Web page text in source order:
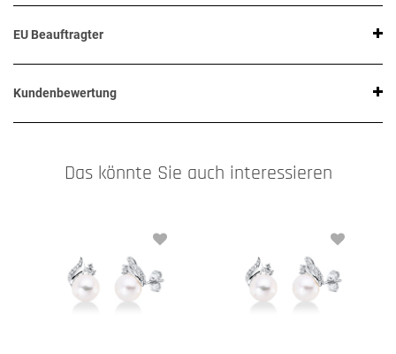
EU Beauftragter
Kundenbewertung
Das könnte Sie auch interessieren